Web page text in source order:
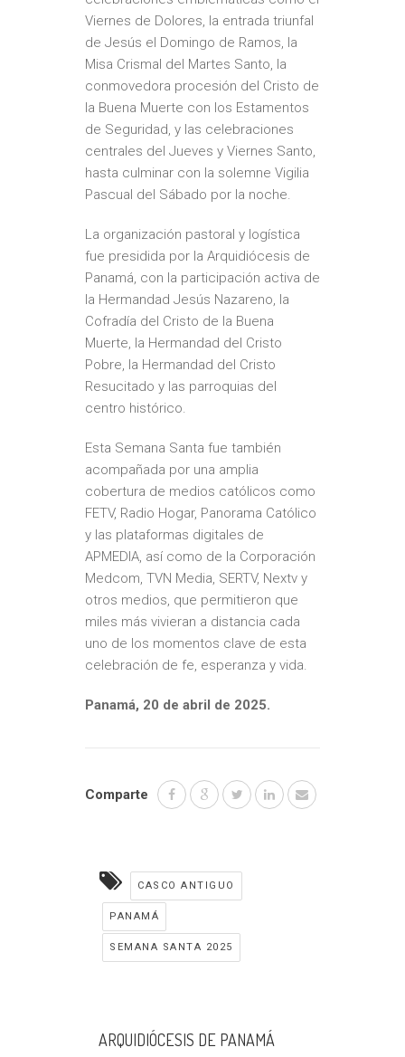
Viernes de Dolores, la entrada triunfal
de Jesús el Domingo de Ramos, la
Misa Crismal del Martes Santo, la
conmovedora procesión del Cristo de
la Buena Muerte con los Estamentos
de Seguridad, y las celebraciones
centrales del Jueves y Viernes Santo,
hasta culminar con la solemne Vigilia
Pascual del Sábado por la noche.
La organización pastoral y logística
fue presidida por la Arquidiócesis de
Panamá, con la participación activa de
la Hermandad Jesús Nazareno, la
Cofradía del Cristo de la Buena
Muerte, la Hermandad del Cristo
Pobre, la Hermandad del Cristo
Resucitado y las parroquias del
centro histórico.
Esta Semana Santa fue también
acompañada por una amplia
cobertura de medios católicos como
FETV, Radio Hogar, Panorama Católico
y las plataformas digitales de
APMEDIA, así como de la Corporación
Medcom, TVN Media, SERTV, Nextv y
otros medios, que permitieron que
miles más vivieran a distancia cada
uno de los momentos clave de esta
celebración de fe, esperanza y vida.
Panamá, 20 de abril de 2025.
Comparte
CASCO ANTIGUO
PANAMÁ
SEMANA SANTA 2025
ARQUIDIÓCESIS DE PANAMÁ